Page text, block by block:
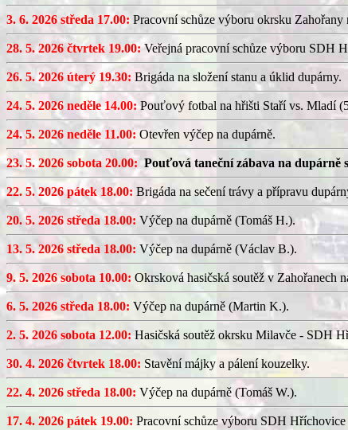
3. 6. 2026 středa 17.00: Pracovní schůze výboru okrsku Zahořany
28. 5. 2026 čtvrtek 19.00:Veřejná pracovní schůze výboru SDH
26. 5. 2026 úterý 19.30: Brigáda na složení stanu a úklid dupárny.
24. 5. 2026 neděle 14.00:Pouťový fotbal na hřišti Staří vs. Mladí
24. 5. 2026 neděle 11.00: Otevřen výčep na dupárně.
23. 5. 2026 sobota 20.00: Pouťová taneční zábava na dupárně
22. 5. 2026 pátek 18.00: Brigáda na sečení trávy a přípravu
20. 5. 2026 středa 18.00: Výčep na dupárně (Tomáš H.).
13. 5. 2026 středa 18.00: Výčep na dupárně (Václav B.).
9. 5. 2026 sobota 10.00: Okrsková hasičská soutěž v Zahořanech
6. 5. 2026 středa 18.00: Výčep na dupárně (Martin K.).
2. 5. 2026 sobota 12.00: Hasičská soutěž okrsku Milavče - SDH
30. 4. 2026 čtvrtek 18.00: Stavění májky a pálení kouzelky.
22. 4. 2026 středa 18.00: Výčep na dupárně (Tomáš W.).
17. 4. 2026 pátek 19.00: Pracovní schůze výboru SDH Hříchovice